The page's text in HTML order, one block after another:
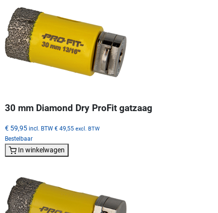
30 mm Diamond Dry ProFit gatzaag
€ 59,95 incl. BTW € 49,55 excl. BTW
Bestelbaar
In winkelwagen